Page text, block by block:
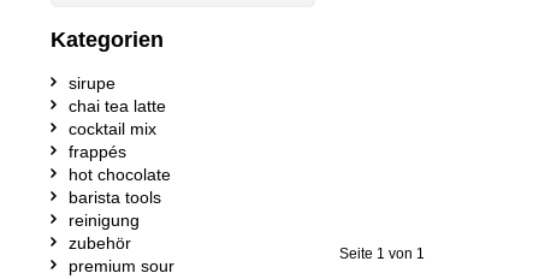
Seite 1 von 1
Kategorien
sirupe
chai tea latte
cocktail mix
frappés
hot chocolate
barista tools
reinigung
zubehör
premium sour